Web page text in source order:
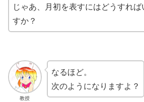
じゃあ、月初を表すにはどうすれ
すか？
教授
なるほど。
次のようになりますよ？